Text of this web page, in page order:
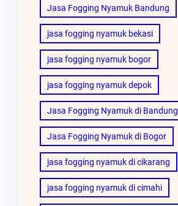
Jasa Fogging Nyamuk Bandung
jasa fogging nyamuk bekasi
jasa fogging nyamuk bogor
jasa fogging nyamuk depok
Jasa Fogging Nyamuk di Bandung
Jasa Fogging Nyamuk di Bogor
jasa fogging nyamuk di cikarang
jasa fogging nyamuk di cimahi